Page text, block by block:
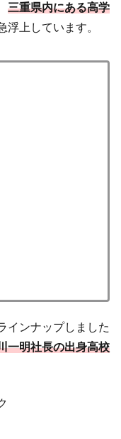
三重県内にある高学
浮上しています。
インナップしました
一明社長の出身高校